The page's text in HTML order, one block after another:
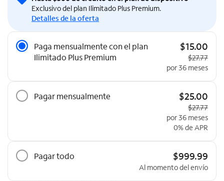
Exclusivo del plan Ilimitado Plus Premium.
Detalles de la oferta
Opciones de precios
Paga mensualmente con el plan
Ilimitado Plus Premium
$15.00
Precio
$27.77
por 36 meses
Pagar mensualmente $25.00
Precio
$27.77
por 36 meses
0% de APR
Pagar todo $999.99
Al momento del envío